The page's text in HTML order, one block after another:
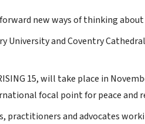
forward new ways of thinking
University and Coventry
15, will take place in
focal point for peace and
and advocates